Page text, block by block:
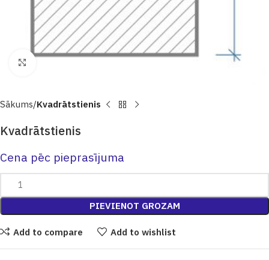
Sākums Kvadrātstienis
Kvadrātstienis
Cena pēc pieprasījuma
PIEVIENOT GROZAM
Add to compare Add to wishlist